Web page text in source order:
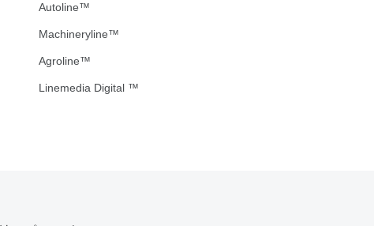
Autoline™
Machineryline™
Agroline™
Linemedia Digital ™